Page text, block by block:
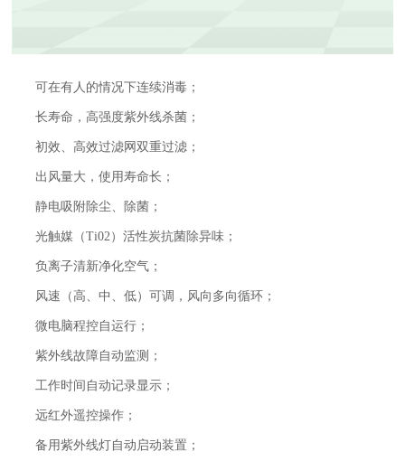
可在有人的情况下连续消毒；
长寿命，高强度紫外线杀菌；
初效、高效过滤网双重过滤；
出风量大，使用寿命长；
静电吸附除尘、除菌；
光触媒（Ti02）活性炭抗菌除异味；
负离子清新净化空气；
风速（高、中、低）可调，风向多向循环；
微电脑程控自运行；
紫外线故障自动监测；
工作时间自动记录显示；
远红外遥控操作；
备用紫外线灯自动启动装置；